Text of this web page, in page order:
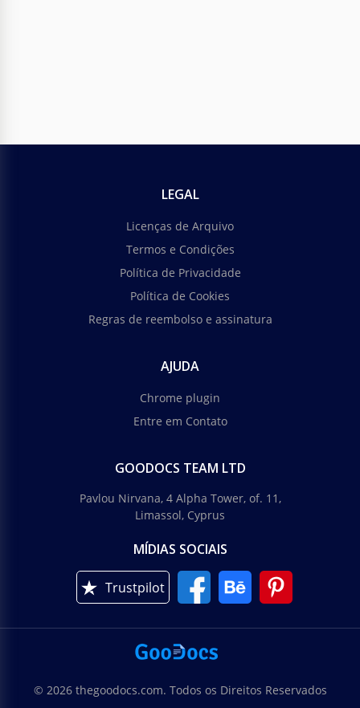
LEGAL
Licenças de Arquivo
Termos e Condições
Política de Privacidade
Política de Cookies
Regras de reembolso e assinatura
AJUDA
Chrome plugin
Entre em Contato
GOODOCS TEAM LTD
Pavlou Nirvana, 4 Alpha Tower, of. 11,
Limassol, Cyprus
MÍDIAS SOCIAIS
Trustpilot
© 2026 thegoodocs.com. Todos os Direitos Reservados